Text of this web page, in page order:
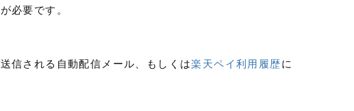
必要です。
信される自動配信メール、もしくは楽天ペイ利用履歴に